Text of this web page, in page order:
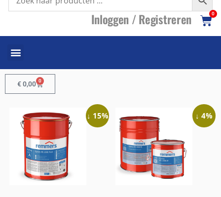
Inloggen /Registreren 0
€0,00 0
↓ 15% ↓ 4%